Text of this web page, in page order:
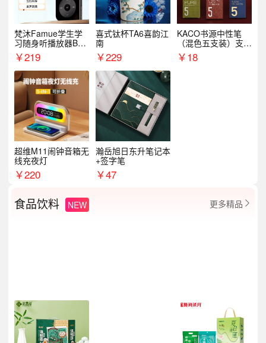
梵沐Famue学生学
习随身听播放器BL1
5（64G）
￥219
喜式钛杯TA6喜韵江
南
￥229
KACO书源中性笔
（混色五支装）支持
logo定制
￥18
超维M11闹钟音箱无
线充夜灯
￥220
瀚岳旭日东升笔记本
+签字笔
￥47
食品饮料 NEW 更多精品 